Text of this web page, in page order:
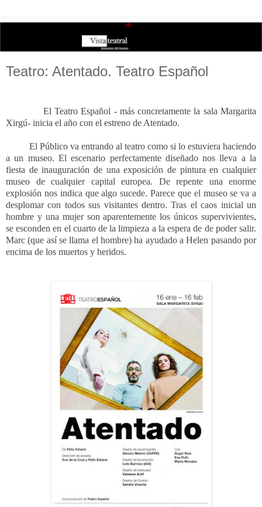
Teatro: Atentado. Teatro Español
El Teatro Español - más concretamente la sala Margarita
Xirgú- inicia el año con el estreno de Atentado.
El Público va entrando al teatro como si lo estuviera haciendo
a un museo. El escenario perfectamente diseñado nos lleva a la
fiesta de inauguración de una exposición de pintura en cualquier
museo de cualquier capital europea. De repente una enorme
explosión nos indica que algo sucede. Parece que el museo se va a
desplomar con todos sus visitantes dentro. Tras el caos inicial un
hombre y una mujer son aparentemente los únicos supervivientes,
se esconden en el cuarto de la limpieza a la espera de de poder salir.
Marc (que así se llama el hombre) ha ayudado a Helen pasando por
encima de los muertos y heridos.